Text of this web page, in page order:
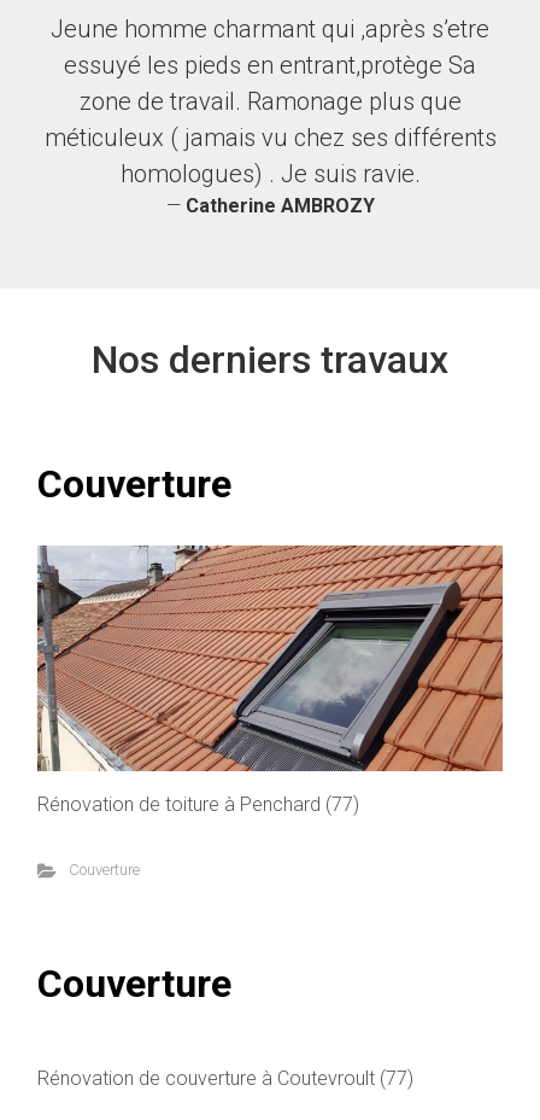
Jeune homme charmant qui ,après s’etre
essuyé les pieds en entrant,protège Sa
zone de travail. Ramonage plus que
méticuleux ( jamais vu chez ses différents
homologues) . Je suis ravie.
Catherine AMBROZY
Je suis épaté par ce Monsieur, ponctuel,
courtois, d'une incroyable gentillesse,
méticuleux, et surtout d'une extraordinaire
efficacité et qui prend vraiment le temps de
très bien faire les choses. Je le
recommande vivement.
Nos derniers travaux
Couverture
Rénovation de toiture à Penchard (77)
Couverture
Couverture
Rénovation de couverture à Coutevroult (77)